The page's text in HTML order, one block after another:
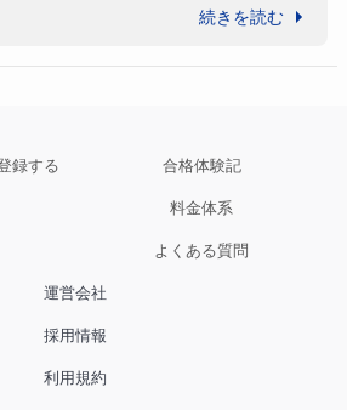
ますが、現状非常に前向きに取り組ん
っと伸ばしていけるように私の方も
続きを読む
録する 合格体験記
料金体系
よくある質問
運営会社
採用情報
利用規約